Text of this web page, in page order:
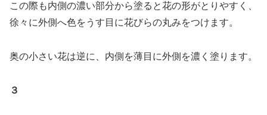
この際も内側の濃い部分から塗ると花の形がとりやすく、
徐々に外側へ色をうす目に花びらの丸みをつけます。
奥の小さい花は逆に、内側を薄目に外側を濃く塗ります。
３